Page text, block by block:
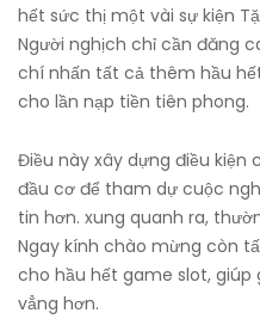
hết sức thị một vài sự kiện
Người nghịch chỉ cần đăng
chí nhấn tất cả thêm hầu
cho lần nạp tiền tiên phong.
Điều này xây dựng điều
đầu cơ để tham dự cuộc
tin hơn. xung quanh ra,
Ngay kính chào mừng còn
cho hầu hết game slot, giúp
vẳng hơn.